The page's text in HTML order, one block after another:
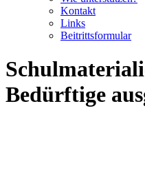
Kontakt
Links
Beitrittsformular
Bedürftige